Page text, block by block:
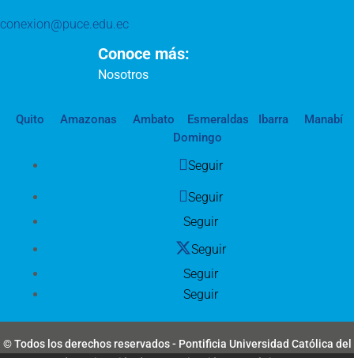
conexion@puce.edu.ec
Conoce más:
Nosotros
Quito Amazonas Ambato Esmeraldas Ibarra
Manabí
Domingo
Seguir
Seguir
Seguir
Seguir
Seguir
Seguir
© Todos los derechos reservados - Pontificia Universidad Católica del